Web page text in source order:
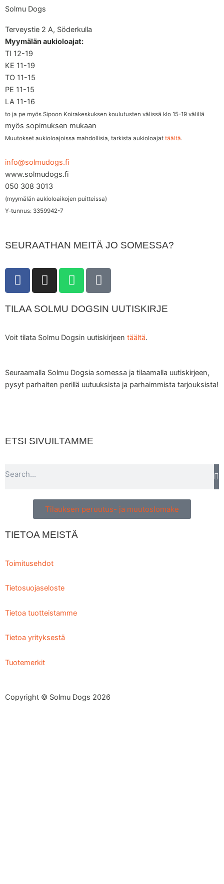
Solmu Dogs
Terveystie 2 A, Söderkulla
Myymälän aukioloajat:
TI 12-19
KE 11-19
TO 11-15
PE 11-15
LA 11-16
to ja pe myös Sipoon Koirakeskuksen koulutusten välissä klo 15-19 välillä
myös sopimuksen mukaan
Muutokset aukioloajoissa mahdollisia, tarkista aukioloajat täältä.
info@solmudogs.fi
www.solmudogs.fi
050 308 3013
(myymälän aukioloaikojen puitteissa)
Y-tunnus: 3359942-7
SEURAATHAN MEITÄ JO SOMESSA?
F
a
e
o
I
n
t
g
m
W
h
t
a
T
i
t
k
TILAA SOLMU DOGSIN UUTISKIRJE
Voit tilata Solmu Dogsin uutiskirjeen täältä.
Seuraamalla Solmu Dogsia somessa ja tilaamalla uutiskirjeen,
pysyt parhaiten perillä uutuuksista ja parhaimmista tarjouksista!
ETSI SIVUILTAMME
Tilauksen peruutus- ja muutoslomake
TIETOA MEISTÄ
Toimitusehdot
Tietosuojaseloste
Tietoa tuotteistamme
Tietoa yrityksestä
Tuotemerkit
Copyright © Solmu Dogs 2026